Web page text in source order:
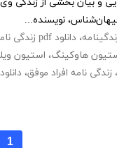
نویسنده...
، دانلود pdf زندگی نامه استیون هاوکینگ
هاوکینگ، استیون
، زندگی نامه افراد موفق،
1